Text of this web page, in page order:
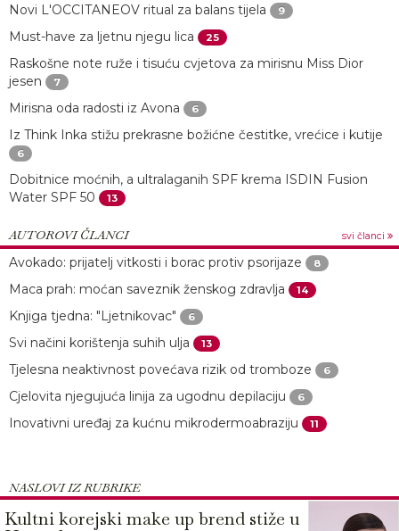
Novi L'OCCITANEOV ritual za balans tijela 9
Must-have za ljetnu njegu lica 25
Raskošne note ruže i tisuću cvjetova za mirisnu Miss Dior
jesen
7
Mirisna oda radosti iz Avona 6
Iz Think Inka stižu prekrasne božićne čestitke, vrećice i kutije
6
Dobitnice moćnih, a ultralaganih SPF krema ISDIN Fusion
Water SPF 50
13
AUTOROVI ČLANCI svi članci
Avokado: prijatelj vitkosti i borac protiv psorijaze 8
Maca prah: moćan saveznik ženskog zdravlja 14
Knjiga tjedna: "Ljetnikovac" 6
Svi načini korištenja suhih ulja 13
Tjelesna neaktivnost povećava rizik od tromboze 6
Cjelovita njegujuća linija za ugodnu depilaciju 6
Inovativni uređaj za kućnu mikrodermoabraziju 11
NASLOVI IZ RUBRIKE
Kultni korejski make up brend stiže u